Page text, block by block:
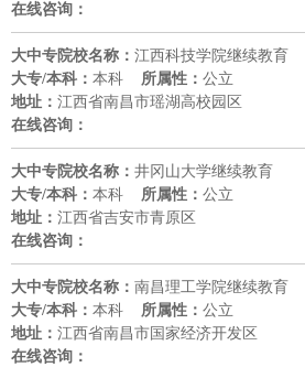
在线咨询：
大中专院校名称： 江西科技学院继续教育
大专/本科： 本科 所属性： 公立
地址： 江西省南昌市瑶湖高校园区
在线咨询：
大中专院校名称： 井冈山大学继续教育
大专/本科： 本科 所属性： 公立
地址： 江西省吉安市青原区
在线咨询：
大中专院校名称： 南昌理工学院继续教育
大专/本科： 本科 所属性： 公立
地址： 江西省南昌市国家经济开发区
在线咨询：